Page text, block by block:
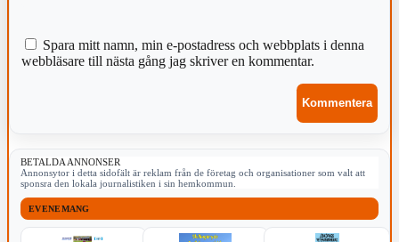
Spara mitt namn, min e-postadress och webbplats i denna
webbläsare till nästa gång jag skriver en kommentar.
BETALDA ANNONSER
Annonsytor i detta sidofält är reklam från de företag och organisationer som valt att
sponsra den lokala journalistiken i sin hemkommun.
EVENEMANG